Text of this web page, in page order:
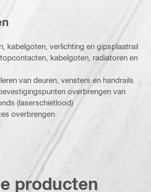
kabelgoten, verlichting en gipsplaatrail
kabelgoten, radiatoren en
van deuren, vensters en handrails
overbrengen van
(laserschietlood)
overbrengen
producten